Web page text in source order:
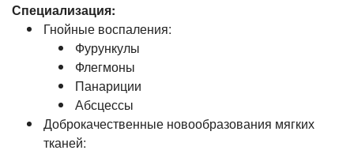
Специализация:
Гнойные воспаления:
Фурункулы
Флегмоны
Панариции
Абсцессы
Доброкачественные новообразования мягких
тканей: